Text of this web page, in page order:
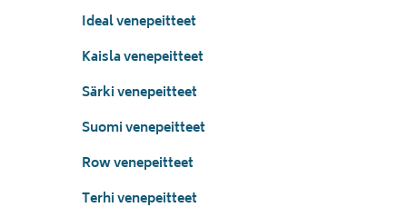
Ideal venepeitteet
Kaisla venepeitteet
Särki venepeitteet
Suomi venepeitteet
Row venepeitteet
Terhi venepeitteet